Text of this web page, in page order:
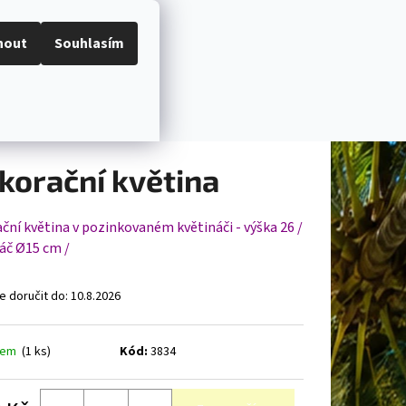
Souhlasím
BYTOVÉ DEKORACE
květina
květina v pozinkovaném květináči - výška 26 /
Ø15 cm /
doručit do:10.8.2026
(1 ks) Kód: 3834